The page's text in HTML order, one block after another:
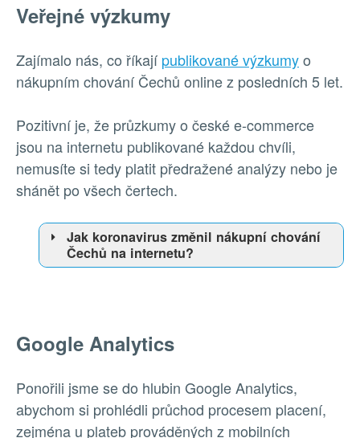
Veřejné výzkumy
Zajímalo nás, co říkajípublikované výzkumyo
nákupním chování Čechů online z posledních 5 let.
Pozitivní je, že průzkumy o české e-commerce
jsou na internetu publikované každou chvíli,
nemusíte si tedy platit předražené analýzy nebo je
shánět po všech čertech.
Jak koronavirus změnil nákupní chování
Čechů na internetu?
Google Analytics
Ponořili jsme se do hlubin Google Analytics,
abychom si prohlédli průchod procesem placení,
zejména u plateb prováděných z mobilních